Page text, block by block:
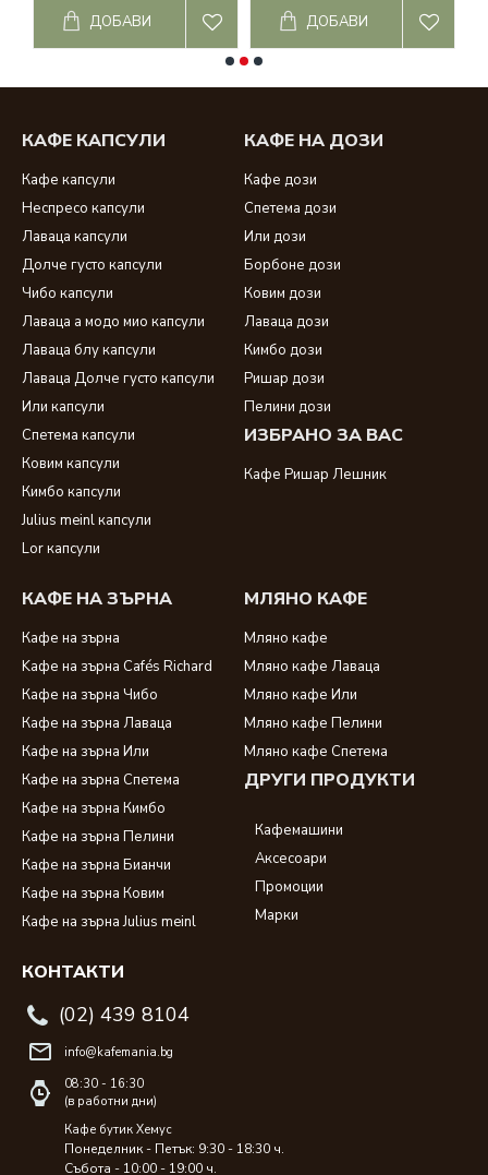
кафе капсули Чибо;
Dolce gusto-dolce gusto капсули;
ДОБАВИ ДОБАВИ
КАФЕ КАПСУЛИ
Кафе капсули
Неспресо капсули
Лаваца капсули
Долче густо капсули
Чибо капсули
Лаваца а модо мио капсули
Лаваца блу капсули
Лаваца Долче густо капсули
Или капсули
Спетема капсули
Ковим капсули
Кимбо капсули
Julius meinl капсули
Lor капсули
КАФЕ НА ДОЗИ
Кафе дози
Спетема дози
Или дози
Борбоне дози
Ковим дози
Лаваца дози
Кимбо дози
Ришар дози
Пелини дози
ИЗБРАНО ЗА ВАС
Кафе Ришар Лешник
КАФЕ НА ЗЪРНА
Кафе на зърна
Kафе на зърна Cafés Richard
Кафе на зърна Чибо
Кафе на зърна Лаваца
Кафе на зърна Или
Кафе на зърна Спетема
Кафе на зърна Кимбо
Кафе на зърна Пелини
Кафе на зърна Бианчи
Кафе на зърна Ковим
Кафе на зърна Julius meinl
МЛЯНО КАФЕ
Мляно кафе
Мляно кафе Лаваца
Мляно кафе Или
Мляно кафе Пелини
Мляно кафе Спетема
ДРУГИ ПРОДУКТИ
Кафемашини
Аксесоари
Промоции
Марки
КОНТАКТИ
(02) 439 8104
info@kafemania.bg
08:30 - 16:30
(в работни дни)
Кафе бутик Хемус
Понеделник - Петък: 9:30 - 18:30 ч.
Събота - 10:00 - 19:00 ч.